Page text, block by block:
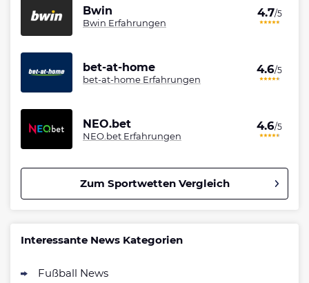
Bwin
Bwin Erfahrungen
4.7/5
bet-at-home
bet-at-home Erfahrungen
4.6/5
NEO.bet
NEO.bet Erfahrungen
4.6/5
Zum Sportwetten Vergleich
100% bis zu 80€
Interwetten Bonus
Interessante News Kategorien
Fußball News